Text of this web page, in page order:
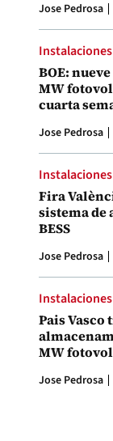
Jose Pedrosa
Instalaciones
BOE:
MW
cuarta
Jose Pedrosa
Instalaciones
Fira
sistema de
BESS
Jose Pedrosa
Instalaciones
Pais Vasco
MW
Jose Pedrosa